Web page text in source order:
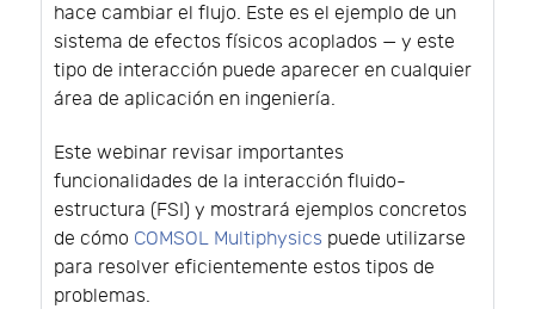
hace cambiar el flujo. Este es el ejemplo de un
sistema de efectos físicos acoplados — y este
tipo de interacción puede aparecer en cualquier
área de aplicación en ingeniería.
Este webinar revisar importantes
funcionalidades de la interacción fluido-
estructura (FSI) y mostrará ejemplos concretos
de cómo COMSOL Multiphysics puede utilizarse
para resolver eficientemente estos tipos de
problemas.